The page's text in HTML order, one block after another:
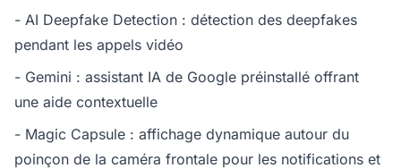
- AI Deepfake Detection : détection des deepfakes
pendant les appels vidéo
- Gemini : assistant IA de Google préinstallé offrant
une aide contextuelle
- Magic Capsule : affichage dynamique autour du
poinçon de la caméra frontale pour les notifications et